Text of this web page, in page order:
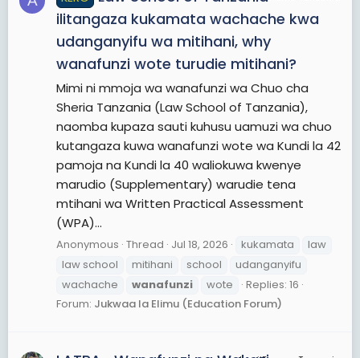
ilitangaza kukamata wachache kwa
udanganyifu wa mitihani, why
wanafunzi wote turudie mitihani?
Mimi ni mmoja wa wanafunzi wa Chuo cha
Sheria Tanzania (Law School of Tanzania),
naomba kupaza sauti kuhusu uamuzi wa chuo
kutangaza kuwa wanafunzi wote wa Kundi la 42
pamoja na Kundi la 40 waliokuwa kwenye
marudio (Supplementary) warudie tena
mtihani wa Written Practical Assessment
(WPA)...
Anonymous Thread Jul 18, 2026 kukamata
law
law school
mitihani school
udanganyifu
wachache
wanafunzi wote
Replies: 16
Forum: Jukwaa la Elimu (Education Forum)